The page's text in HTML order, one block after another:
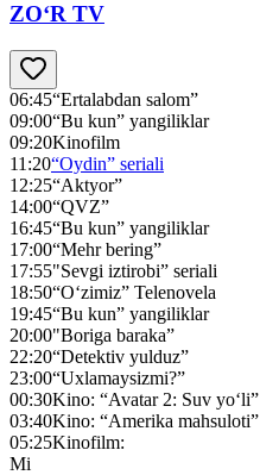
ZO‘R TV
06:45“Ertalabdan salom”
09:00“Bu kun” yangiliklar
09:20Kinofilm
11:20“Oydin” seriali
12:25“Aktyor”
14:00“QVZ”
16:45“Bu kun” yangiliklar
17:00“Mehr bering”
17:55"Sevgi iztirobi” seriali
18:50“O‘zimiz” Telenovela
19:45“Bu kun” yangiliklar
20:00"Boriga baraka”
22:20“Detektiv yulduz”
23:00“Uxlamaysizmi?”
00:30Kino: “Avatar 2: Suv yo‘li”
03:40Kino: “Amerika mahsuloti”
05:25Kinofilm:
Mi